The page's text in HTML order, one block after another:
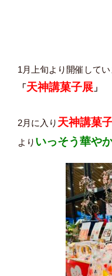
1月上旬より開催してい
「天神講菓子展 」
2月に入り 天神講菓
より いっそう華や